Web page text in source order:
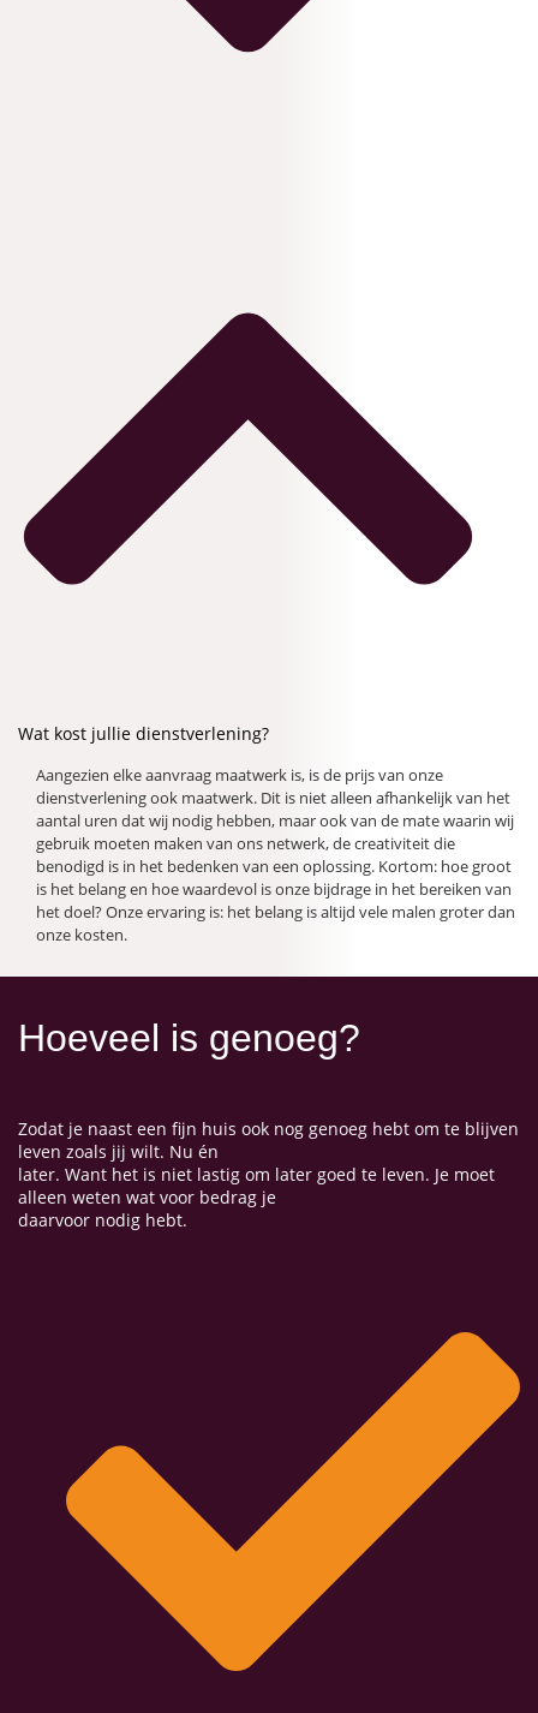
Wat kost jullie dienstverlening?
Aangezien elke aanvraag maatwerk is, is de prijs van onze
dienstverlening ook maatwerk. Dit is niet alleen afhankelijk van het
aantal uren dat wij nodig hebben, maar ook van de mate waarin wij
gebruik moeten maken van ons netwerk, de creativiteit die
benodigd is in het bedenken van een oplossing. Kortom: hoe groot
is het belang en hoe waardevol is onze bijdrage in het bereiken van
het doel? Onze ervaring is: het belang is altijd vele malen groter dan
onze kosten.
Hoeveel is genoeg?
Zodat je naast een fijn huis ook nog genoeg hebt om te blijven
leven zoals jij wilt. Nu én
later. Want het is niet lastig om later goed te leven. Je moet
alleen weten wat voor bedrag je
daarvoor nodig hebt.